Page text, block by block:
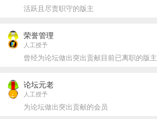
活跃且尽责职守的版主
荣誉管理
人工授予
曾经为论坛做出突出贡献目前已离职的版主
论坛元老
人工授予
为论坛做出突出贡献的会员